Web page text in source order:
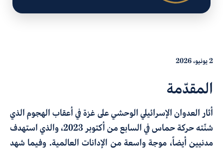
2 يونيو، 2026
المقدّمة
أثار العدوان الإسرائيلي الوحشي على غزة في أعقاب الهجوم الذي
شنّته حركة حماس في السابع من أكتوبر 2023، والذي استهدف
مدنيين أيضاً، موجة واسعة من الإدانات العالمية. وفيما شهد